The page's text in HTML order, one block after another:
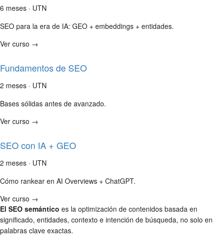
6 meses · UTN
SEO para la era de IA: GEO + embeddings + entidades.
Ver curso →
Fundamentos de SEO
2 meses · UTN
Bases sólidas antes de avanzado.
Ver curso →
SEO con IA + GEO
2 meses · UTN
Cómo rankear en AI Overviews + ChatGPT.
Ver curso →
El SEO semántico es la optimización de contenidos basada en
significado, entidades, contexto e intención de búsqueda, no solo en
palabras clave exactas.